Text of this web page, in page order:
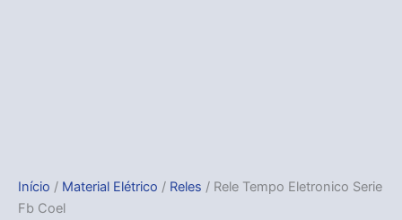
Início / Material Elétrico / Reles / Rele Tempo Eletronico Serie
Fb Coel